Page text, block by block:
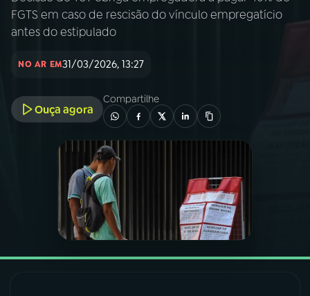
INÍCIO
PROGRAMAS
PODCASTS
FGTS em caso de rescisão do vínculo empregatício
antes do estipulado
NO AR EM31/03/2026, 13:27
Ouça agora
Compartilhe